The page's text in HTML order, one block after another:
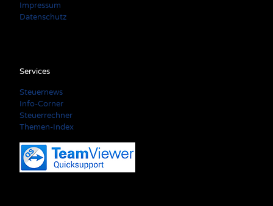
Impressum
Datenschutz
Services
Steuernews
Info-Corner
Steuerrechner
Themen-Index